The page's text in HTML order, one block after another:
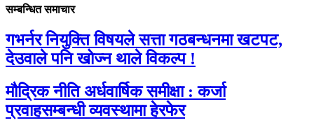
सम्बन्धित समाचार
गभर्नर नियुक्ति विषयले सत्ता गठबन्धनमा खटपट,
देउवाले पनि खोज्न थाले विकल्प !
मौद्रिक नीति अर्धवार्षिक समीक्षा : कर्जा
प्रवाहसम्बन्धी व्यवस्थामा हेरफेर